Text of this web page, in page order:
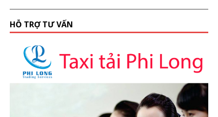
HỖ TRỢ TƯ VẤN